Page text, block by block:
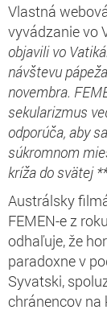
Vlastná
vyvádzanie vo
objavilivo
návštevu
novembra.
sekularizmus
odporúča, abysa
súkromnom
kríža dosvätej
Austrálsky
FEMEN-e z
odhaľuje, že
paradoxne v
Syvatski,
chránencov na